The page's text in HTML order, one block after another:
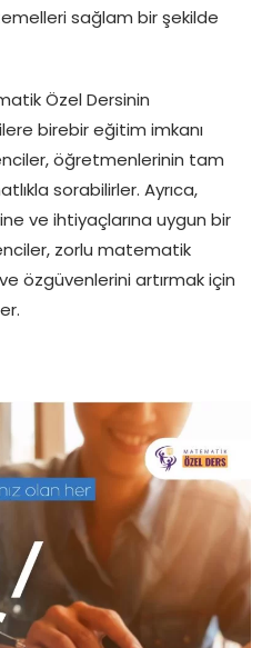
sağlam bir şekilde
Özel Dersinin
birebir eğitim imkanı
öğretmenlerinin tam
sorabilirler. Ayrıca,
ve ihtiyaçlarına uygun bir
zorlu matematik
özgüvenlerini artırmak için